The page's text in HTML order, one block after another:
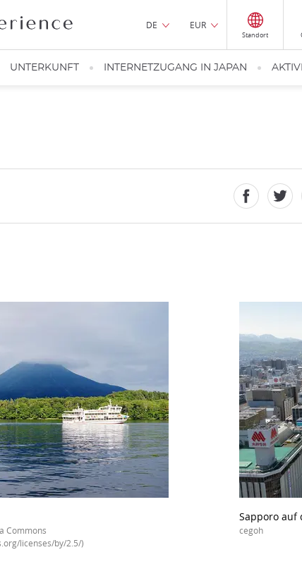
DE EUR
Standort
UNTERKUNFT INTERNETZUGANG IN JAPAN
Commons
licenses/by/2.5/)
Sapporo auf
cegoh